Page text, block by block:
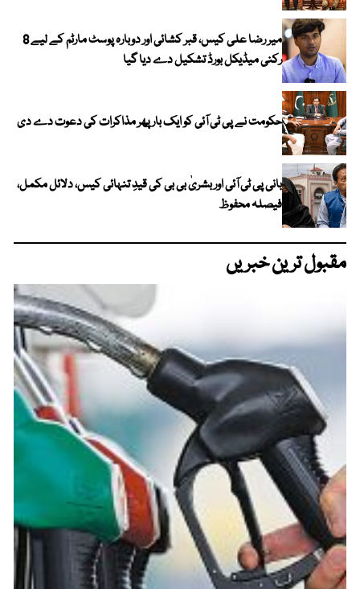
میر رضا علی کیس، قبر کشائی اور دوبارہ پوسٹ مارٹم کے لیے 8
رکنی میڈیکل بورڈ تشکیل دے دیا گیا
حکومت نے پی ٹی آئی کو ایک بارپھر مذاکرات کی دعوت دے دی
بانی پی ٹی آئی اور بشریٰ بی بی کی قیدِ تنہائی کیس، دلائل مکمل،
فیصلہ محفوظ
مقبول ترین خبریں